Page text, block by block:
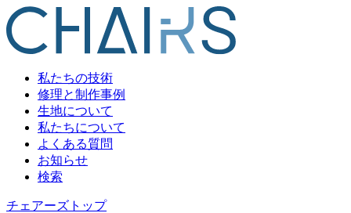
私たちの技術
修理と制作事例
生地について
私たちについて
よくある質問
お知らせ
検索
チェアーズトップ